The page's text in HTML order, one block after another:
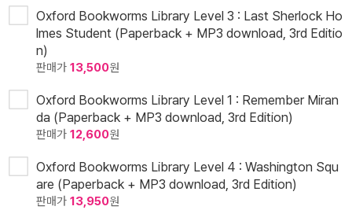
Oxford Bookworms Library Level 3 : Last Sherlock Ho
lmes Student (Paperback + MP3 download, 3rd Editio
n)
판매가 13,500원
Oxford Bookworms Library Level 1 : Remember Miran
da (Paperback + MP3 download, 3rd Edition)
판매가 12,600원
Oxford Bookworms Library Level 4 : Washington Squ
are (Paperback + MP3 download, 3rd Edition)
판매가 13,950원